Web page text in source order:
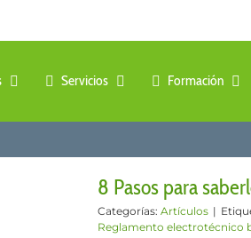
Servicios Formación
8 Pasos para
Categorías: Artículos |
Reglamento electrotécnico